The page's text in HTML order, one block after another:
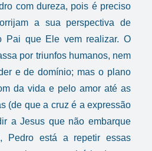
com dureza, pois é preciso
a sua perspectiva de
Pai que Ele vem realizar. O
por triunfos humanos, nem
e de domínio; mas o plano
da vida e pelo amor até as
(de que a cruz é a expressão
a Jesus que não embarque
Pedro está a repetir essas